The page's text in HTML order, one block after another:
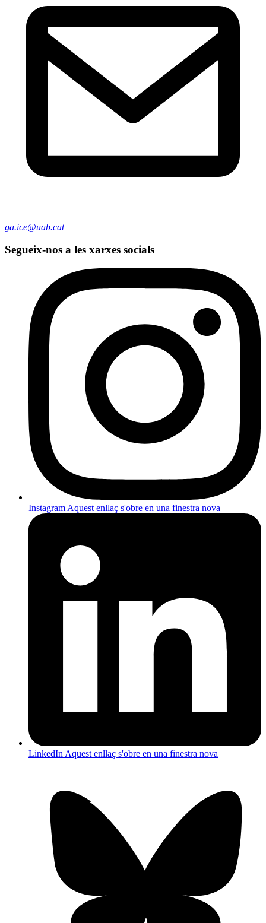
ga.ice@uab.cat
Segueix-nos a les xarxes socials
Instagram Aquest enllaç s'obre en una finestra nova
LinkedIn Aquest enllaç s'obre en una finestra nova